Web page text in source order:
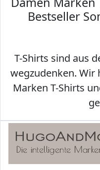
Bestseller
T-Shirts sind aus
wegzudenken. Wir
Marken T-Shirts